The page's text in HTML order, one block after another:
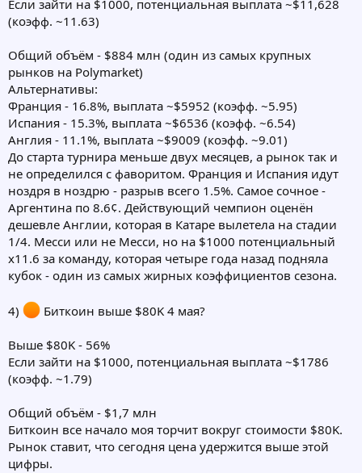
Если зайти на $1000, потенциальная выплата ~$11,628
(коэфф. ~11.63)
Общий объём - $884 млн (один из самых крупных
рынков на Polymarket)
Альтернативы:
Франция - 16.8%, выплата ~$5952 (коэфф. ~5.95)
Испания - 15.3%, выплата ~$6536 (коэфф. ~6.54)
Англия - 11.1%, выплата ~$9009 (коэфф. ~9.01)
До старта турнира меньше двух месяцев, а рынок так и
не определился с фаворитом. Франция и Испания идут
ноздря в ноздрю - разрыв всего 1.5%. Самое сочное -
Аргентина по 8.6¢. Действующий чемпион оценён
дешевле Англии, которая в Катаре вылетела на стадии
1/4. Месси или не Месси, но на $1000 потенциальный
х11.6 за команду, которая четыре года назад подняла
кубок - один из самых жирных коэффициентов сезона.
4) Биткоин выше $80K 4 мая?
Выше $80K - 56%
Если зайти на $1000, потенциальная выплата ~$1786
(коэфф. ~1.79)
Общий объём - $1,7 млн
Биткоин все начало моя торчит вокруг стоимости $80K.
Рынок ставит, что сегодня цена удержится выше этой
цифры.